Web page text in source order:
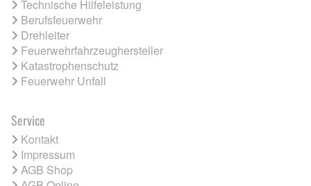
Technische Hilfeleistung
Berufsfeuerwehr
Drehleiter
Feuerwehrfahrzeughersteller
Katastrophenschutz
Feuerwehr Unfall
Service
Kontakt
Impressum
AGB Shop